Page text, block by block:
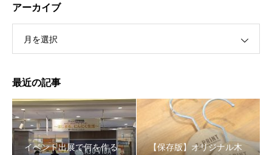
アーカイブ
月を選択
最近の記事
イベント出展で何を作る
【保存版】オリジナル木